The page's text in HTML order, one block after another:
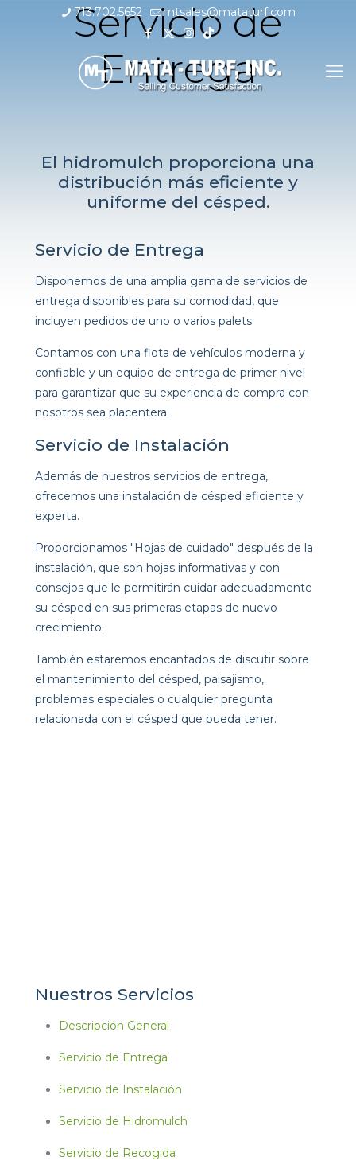
713.702.5652 mtsales@mataturf.com
Servicio de
Entrega
El hidromulch proporciona una
distribución más eficiente y
uniforme del césped.
Servicio de Entrega
Disponemos de una amplia gama de servicios de
entrega disponibles para su comodidad, que
incluyen pedidos de uno o varios palets.
Contamos con una flota de vehículos moderna y
confiable y un equipo de entrega de primer nivel
para garantizar que su experiencia de compra con
nosotros sea placentera.
Servicio de Instalación
Además de nuestros servicios de entrega,
ofrecemos una instalación de césped eficiente y
experta.
Proporcionamos "Hojas de cuidado" después de la
instalación, que son hojas informativas y con
consejos que le permitirán cuidar adecuadamente
su césped en sus primeras etapas de nuevo
crecimiento.
También estaremos encantados de discutir sobre
el mantenimiento del césped, paisajismo,
problemas especiales o cualquier pregunta
relacionada con el césped que pueda tener.
Nuestros Servicios
Descripción General
Servicio de Entrega
Servicio de Instalación
Servicio de Hidromulch
Servicio de Recogida